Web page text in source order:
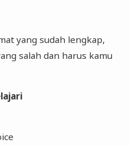
yang sudah lengkap,
salah dan harus kamu